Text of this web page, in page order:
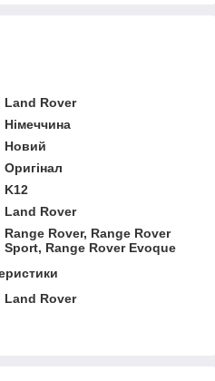
Land Rover
Німеччина
Новий
Оригінал
K12
Land Rover
Range Rover, Range Rover
Sport, Range Rover Evoque
Land Rover